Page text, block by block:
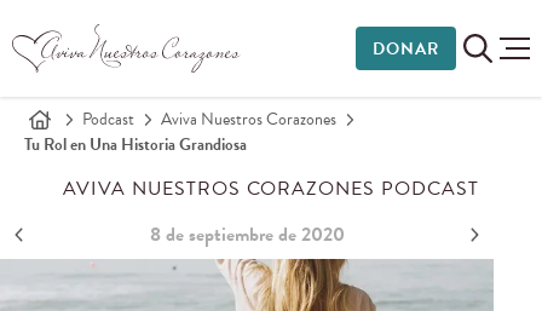
DONAR
Podcast
Aviva Nuestros Corazones
Tu Rol en Una Historia Grandiosa
AVIVA NUESTROS CORAZONES PODCAST
8 de septiembre de 2020